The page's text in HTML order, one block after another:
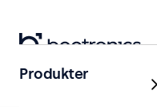
Hjem
Produkter